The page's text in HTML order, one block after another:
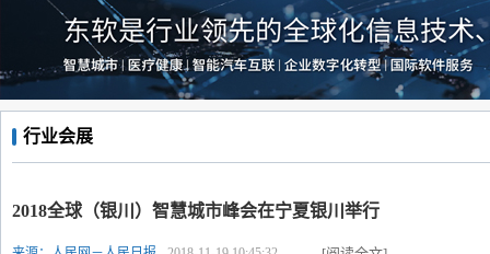
行业会展
2018全球（银川）智慧城市峰会在宁夏银川举行